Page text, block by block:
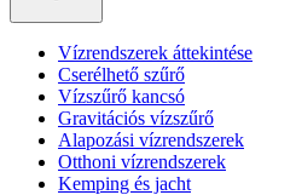
Vízrendszerek áttekintése
Cserélhető szűrő
Vízszűrő kancsó
Gravitációs vízszűrő
Alapozási vízrendszerek
Otthoni vízrendszerek
Kemping és jacht